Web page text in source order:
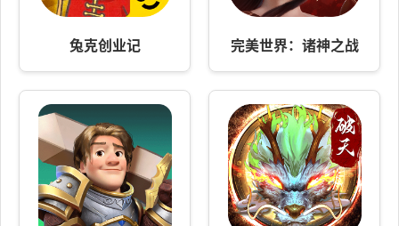
兔克创业记 完美世界：诸神之战